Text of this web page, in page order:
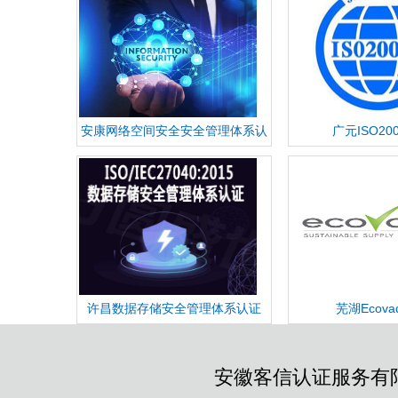
安康网络空间安全安全管理体系认
证
广元
许昌数据存储安全管理体系认证 芜湖
安徽客信认证服务有